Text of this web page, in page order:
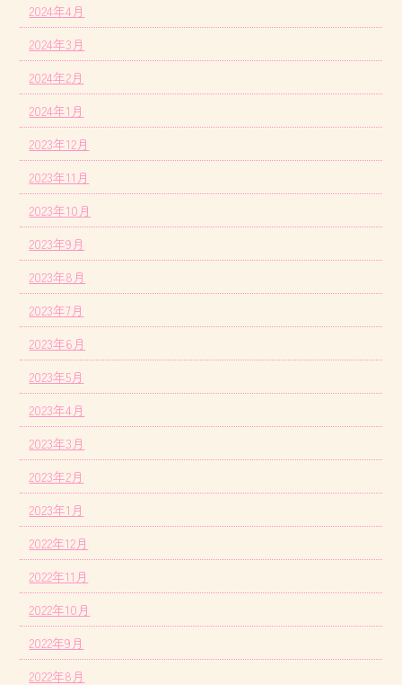
2024年4月
2024年3月
2024年2月
2024年1月
2023年12月
2023年11月
2023年10月
2023年9月
2023年8月
2023年7月
2023年6月
2023年5月
2023年4月
2023年3月
2023年2月
2023年1月
2022年12月
2022年11月
2022年10月
2022年9月
2022年8月